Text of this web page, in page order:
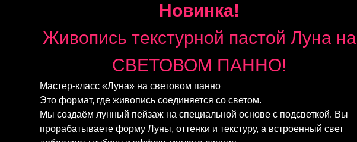
Новинка!
Живопись текстурной пастой Луна на
СВЕТОВОМ ПАННО!
Мастер-класс «Луна» на световом панно
Это формат, где живопись соединяется со светом.
Мы создаём лунный пейзаж на специальной основе с подсветкой. Вы
прорабатываете форму Луны, оттенки и текстуру, а встроенный свет